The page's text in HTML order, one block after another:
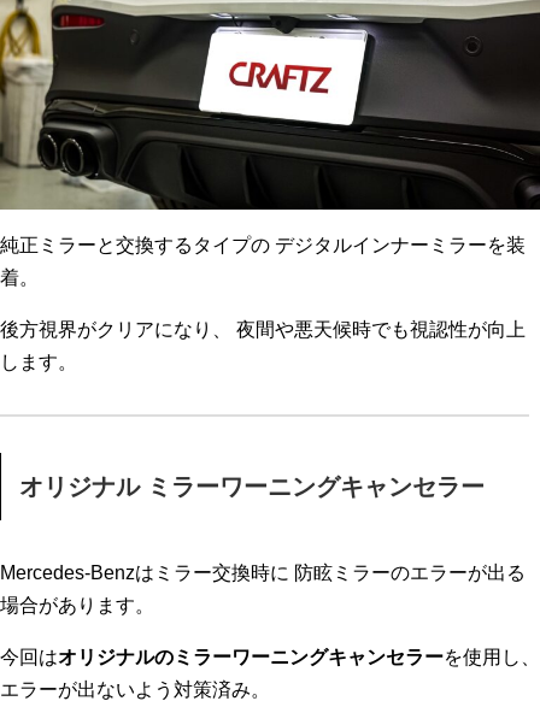
純正ミラーと交換するタイプの デジタルインナーミラーを装
着。
後方視界がクリアになり、 夜間や悪天候時でも視認性が向上
します。
オリジナル ミラーワーニングキャンセラー
Mercedes-Benzはミラー交換時に 防眩ミラーのエラーが出る
場合があります。
今回はオリジナルのミラーワーニングキャンセラーを使用し、
エラーが出ないよう対策済み。